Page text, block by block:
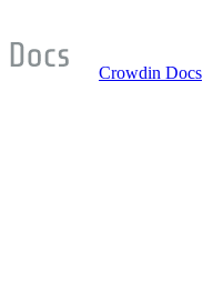
Crowdin Docs